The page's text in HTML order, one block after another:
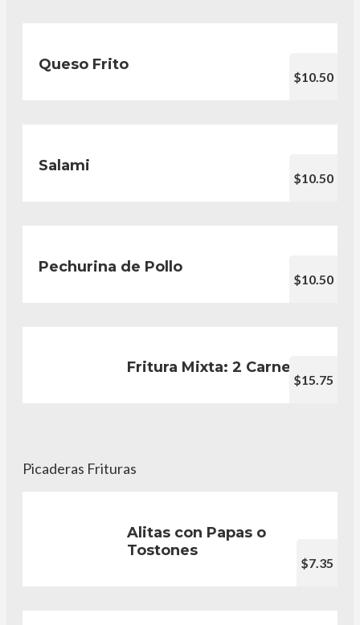
Queso Frito
$10.50
Salami
$10.50
Pechurina de Pollo
$10.50
Fritura Mixta: 2 Carnes
$15.75
Picaderas Frituras
Alitas con Papas o
Tostones
$7.35